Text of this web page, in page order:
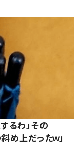
るわ」その
め上だったｗ」